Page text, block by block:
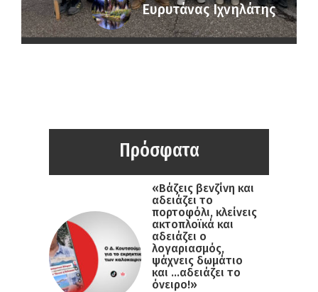
Ευρυτάνας Ιχνηλάτης
Πρόσφατα
«Βάζεις βενζίνη και
αδειάζει το
πορτοφόλι, κλείνεις
ακτοπλοϊκά και
αδειάζει ο
λογαριασμός,
ψάχνεις δωμάτιο
και …αδειάζει το
όνειρο!»